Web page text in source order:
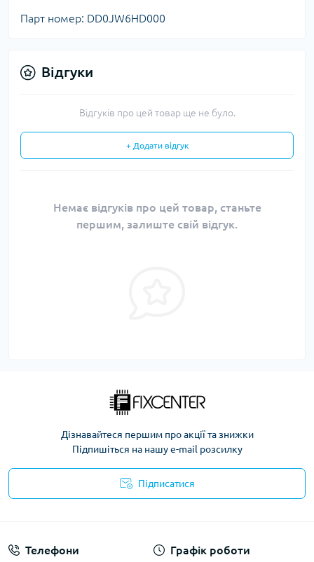
Парт номер: DD0JW6HD000
Відгуки
Відгуків про цей товар ще не було.
+ Додати відгук
Немає відгуків про цей товар, станьте
першим, залиште свій відгук.
Дізнавайтеся першим про акції та знижки
Підпишіться на нашу e-mail розсилку
Підписатися
Телефони Графік роботи